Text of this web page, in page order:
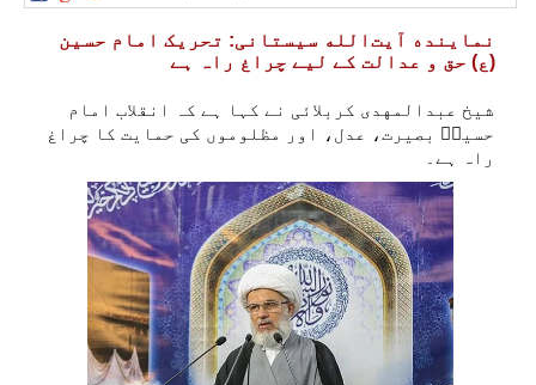
نماینده آیت‌الله سیستانی: تحریک امام حسین
(ع) حق و عدالت کے لیے چراغ راہ ہے
شیخ عبدالمهدی کربلائی نے کہا ہے کہ انقلاب امام
حسینؑ بصیرت، عدل، اور مظلوموں کی حمایت کا چراغ
راہ ہے۔